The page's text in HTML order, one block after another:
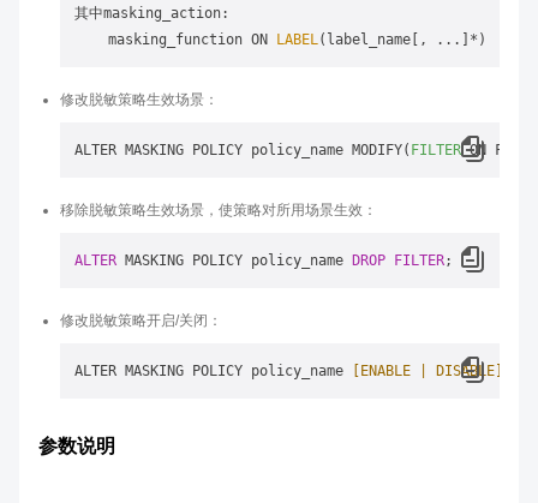
其中masking_action:
    masking_function ON
LABEL
修改脱敏策略生效场景：
ALTER MASKING POLICY policy_name MODIFY( FILTER ON
移除脱敏策略生效场景，使策略对所用场景生效：
ALTER MASKING POLICY policy_name DROP FILTER
修改脱敏策略开启/关闭：
ALTER MASKING POLICY policy_name [ENABLE | DISABLE]
参数说明